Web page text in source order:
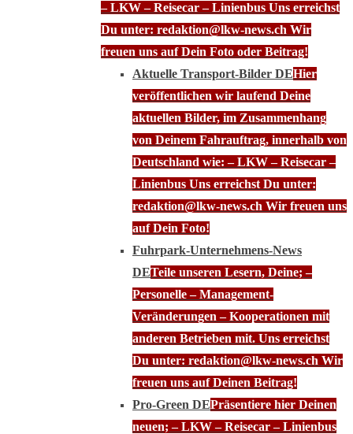
– LKW – Reisecar – Linienbus Uns erreichst
Du unter: redaktion@lkw-news.ch Wir
freuen uns auf Dein Foto oder Beitrag!
Aktuelle Transport-Bilder DEHier
veröffentlichen wir laufend Deine
aktuellen Bilder, im Zusammenhang
von Deinem Fahrauftrag, innerhalb von
Deutschland wie: – LKW – Reisecar –
Linienbus Uns erreichst Du unter:
redaktion@lkw-news.ch Wir freuen uns
auf Dein Foto!
Fuhrpark-Unternehmens-News
DETeile unseren Lesern, Deine; –
Personelle – Management-
Veränderungen – Kooperationen mit
anderen Betrieben mit. Uns erreichst
Du unter: redaktion@lkw-news.ch Wir
freuen uns auf Deinen Beitrag!
Pro-Green DEPräsentiere hier Deinen
neuen; – LKW – Reisecar – Linienbus